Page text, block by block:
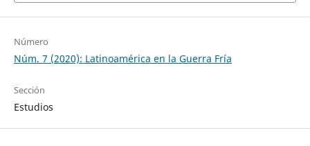
Número
Núm. 7 (2020): Latinoamérica en la Guerra Fría
Sección
Estudios